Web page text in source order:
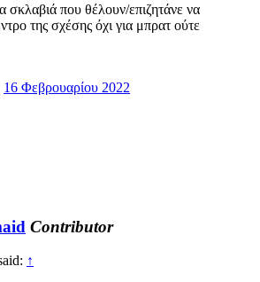
σκλαβιά που θέλουν/επιζητάνε να
της σχέσης όχι για μπρατ ούτε
16 Φεβρουαρίου 2022
Contributor
↑